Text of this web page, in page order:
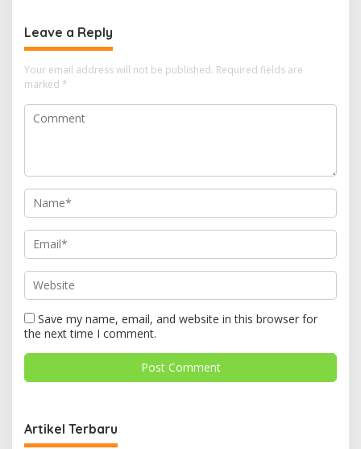
Leave a Reply
Your email address will not be published. Required fields are
marked *
Save my name, email, and website in this browser for
the next time I comment.
Artikel Terbaru